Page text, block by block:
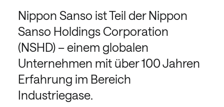
Nippon Sanso ist Teil der Nippon
Sanso Holdings Corporation
(NSHD) – einem globalen
Unternehmen mit über 100 Jahren
Erfahrung im Bereich
Industriegase.